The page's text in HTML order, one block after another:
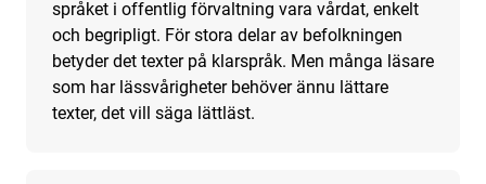
språket i offentlig förvaltning vara vårdat, enkelt
och begripligt. För stora delar av befolkningen
betyder det texter på klarspråk. Men många läsare
som har lässvårigheter behöver ännu lättare
texter, det vill säga lättläst.